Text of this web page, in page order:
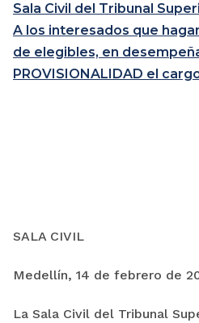
Sala Civil del Tribunal
A los interesados que
de elegibles, en
PROVISIONALIDAD el
SALA CIVIL
Medellín, 14 de febrero de
La Sala Civil del Tribunal